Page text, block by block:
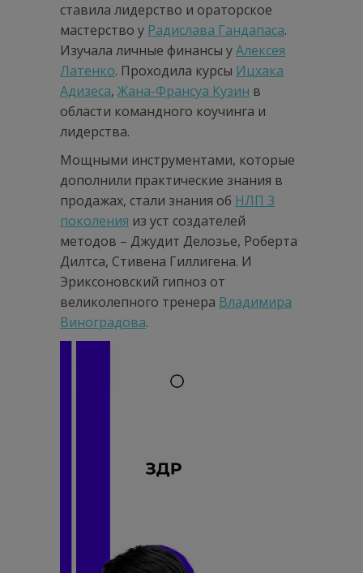
ставила лидерство и ораторское
мастерство у Радислава Гандапаса.
Изучала личные финансы уАлексея
Латенко. Проходила курсы Ицхака
Адизеса, Жана-Франсуа Кузин в
области командного коучинга и
лидерства.
Мощными инструментами, которые
дополнили практические знания в
продажах, стали знания об НЛП 3
поколения из уст создателей
методов – Джудит Делозье, Роберта
Дилтса, Стивена Гиллигена. И
Эриксоновский гипноз от
великолепного тренера Владимира
Виноградова.